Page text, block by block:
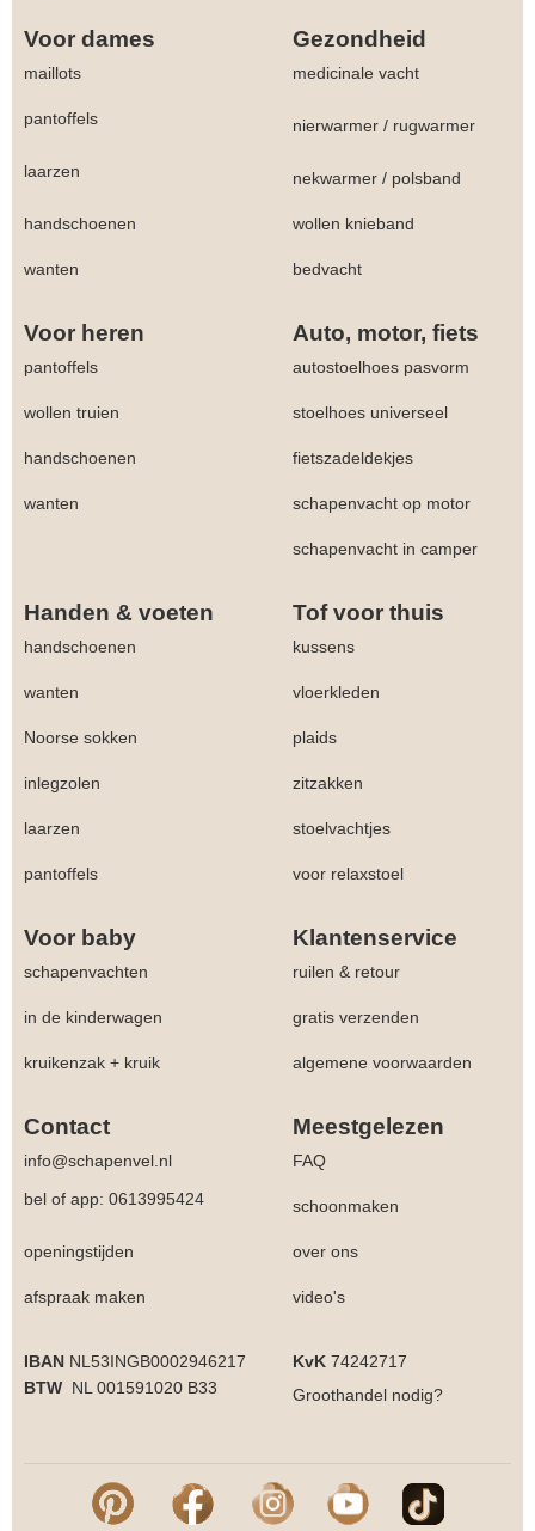
Voor dames Gezondheid
maillots medicinale vacht
pantoffels nierwarmer / rugwarmer
laarzen nekwarmer / polsband
handschoenen wollen knieband
wanten bedvacht
Voor heren Auto, motor, fiets
pantoffels autostoelhoes pasvorm
wollen truien stoelhoes universeel
handschoenen fietszadeldekjes
wanten schapenvacht op motor
schapenvacht in camper
Handen & voeten Tof voor thuis
handschoenen kussens
wanten vloerkleden
Noorse sokken plaids
inlegzolen zitzakken
laarzen stoelvachtjes
pantoffels voor relaxstoel
Voor baby Klantenservice
schapenvachten ruilen & retour
in de kinderwagen gratis verzenden
kruikenzak + kruik algemene voorwaarden
Contact Meestgelezen
info@schapenvel.nl
FAQ
bel of app: 0613995424
schoonmaken
openingstijden over ons
afspraak maken video's
IBAN NL53INGB0002946217 KvK 74242717
BTW NL 001591020 B33 Groothandel nodig?